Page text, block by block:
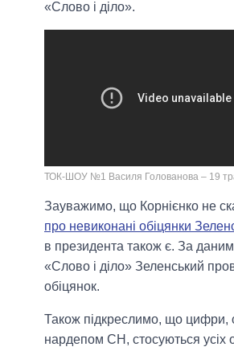
«Слово і діло».
ТОК-ШОУ №1 Василя Голованова – 19
Зауважимо, що Корнієнко не
про невиконані обіцянки
в президента також є. За
«Слово і діло» Зеленський
обіцянок.
Також підкреслимо, що цифри,
нардепом СН, стосуються усіх